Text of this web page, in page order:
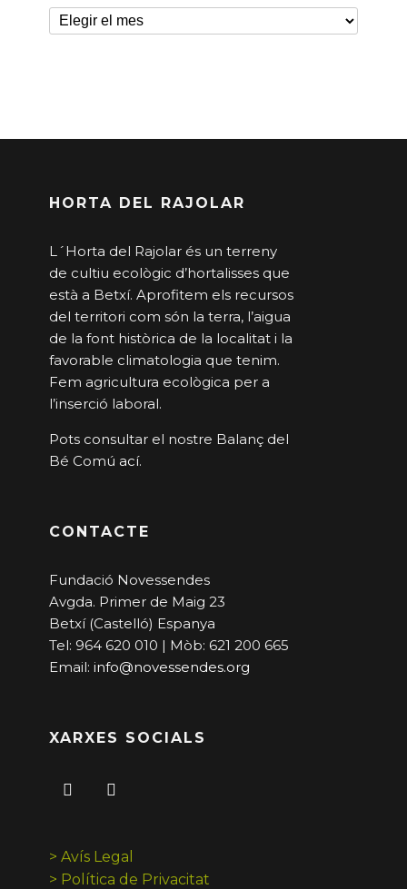
Notícies
ordenades
HORTA DEL RAJOLAR
L´Horta del Rajolar és un terreny
de cultiu ecològic d’hortalisses que
està a Betxí. Aprofitem els recursos
del territori com són la terra, l’aigua
de la font històrica de la localitat i la
favorable climatologia que tenim.
Fem agricultura ecològica per a
l’inserció laboral.
Pots consultar el nostre Balanç del
Bé Comú ací.
CONTACTE
Fundació Novessendes
Avgda. Primer de Maig 23
Betxí (Castelló) Espanya
Tel: 964 620 010 | Mòb: 621 200 665
Email: info@novessendes.org
XARXES SOCIALS
> Avís Legal
> Política de Privacitat